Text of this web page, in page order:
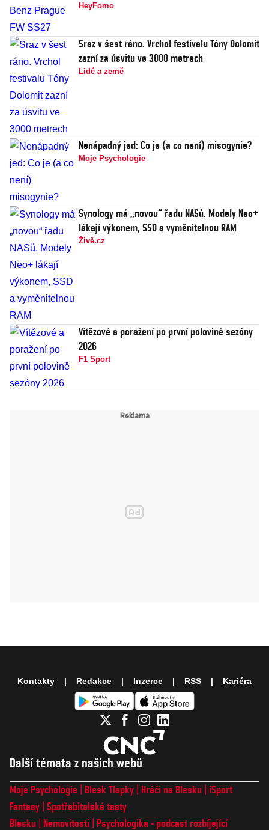
HeyFomo
Sraz v šest ráno. Vrchol festivalu Tóny Dolomit
zazní za úsvitu ve 3000 metrech
Lidé a země
Nenápadný jed: Co je (a co není) misogynie?
Moje Psychologie
Synology má „novou“ řadu NASů. Modely Neo+
lákají výkonem, SSD a vyměnitelnou RAM
Živě.cz
Vítězové a poražení po první polovině sezóny
2026
F1 Sport
Další témata z našich webů
Moje Psychologie Blesk Tlapky Hráči na Blesku
iSport
Fantasy Spotřebitelské testy
Blesku
Nemovitosti
Psychologika - podcast rozbíjející
Kontakty Redakce Inzerce RSS Kariéra